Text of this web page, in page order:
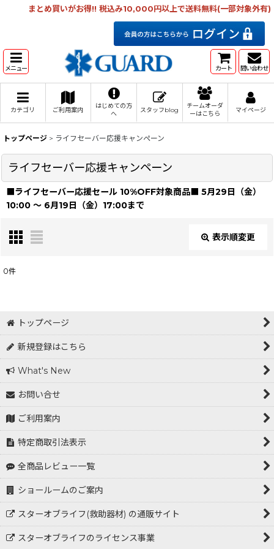
まとめ買いがお得!! 税込み10,000円以上で送料無料(一部対象外有)
メニュー カート 問い合わせ
カテゴリ ご利用案内
はじめての方
へ
スタッフblog
チームオーダ
ーはこちら
マイページ
トップページ > ライフセーバー応援キャンペーン
ライフセーバー応援キャンペーン
■ライフセーバー応援セール 10%OFF対象商品■ 5月29日（金）
10:00 〜 6月19日（金）17:00まで
表示順変更
並び順:
0件
トップページ
新規登録はこちら
What's New
お問い合せ
ご利用案内
特定商取引法表示
全商品レビュー一覧
ショールームのご案内
スターオブライフ(救助器材) の通販サイト
スターオブライフのライセンス事業